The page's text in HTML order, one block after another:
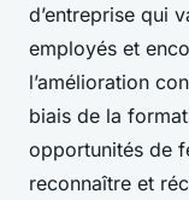
d’entreprise qui
employés et
l’amélioration
biais de la
opportunités de
reconnaître et